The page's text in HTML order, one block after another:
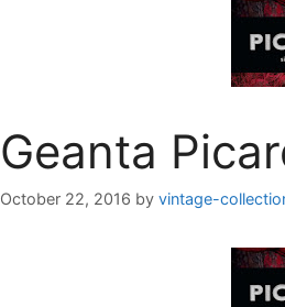
Geanta
October 22, 2016 by vintage-